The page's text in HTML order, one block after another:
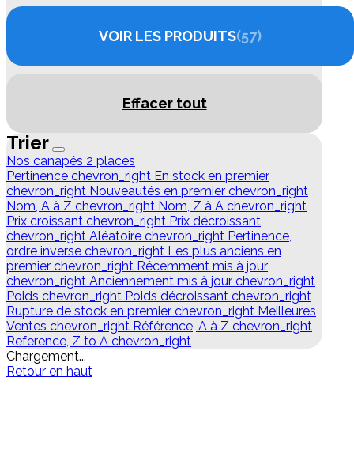
VOIR LES PRODUITS 57
Effacer tout
Trier
Nos canapés 2 places
Pertinence chevron_right En stock en premier
chevron_right Nouveautés en premier chevron_right
Nom, A à Z chevron_right Nom, Z à A chevron_right
Prix croissant chevron_right Prix décroissant
chevron_right Aléatoire chevron_right Pertinence,
ordre inverse chevron_right Les plus anciens en
premier chevron_right Récemment mis à jour
chevron_right Anciennement mis à jour chevron_right
Poids chevron_right Poids décroissant chevron_right
Rupture de stock en premier chevron_right Meilleures
Ventes chevron_right Référence, A à Z chevron_right
Reference, Z to A chevron_right
Chargement...
Retour en haut